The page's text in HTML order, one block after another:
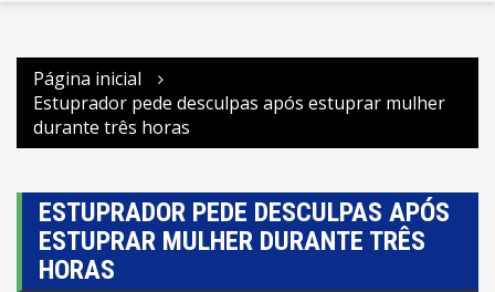
Página inicial
Estuprador pede desculpas após estuprar mulher
durante três horas
ESTUPRADOR PEDE DESCULPAS APÓS
ESTUPRAR MULHER DURANTE TRÊS
HORAS